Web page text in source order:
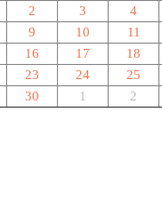
2 3 4
9 10 11
16 17 18
23 24 25
30 1 2